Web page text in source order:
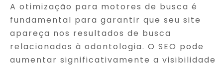
A otimização para motores de busca é
fundamental para garantir que seu site
apareça nos resultados de busca
relacionados à odontologia. O SEO pode
aumentar significativamente a visibilidade